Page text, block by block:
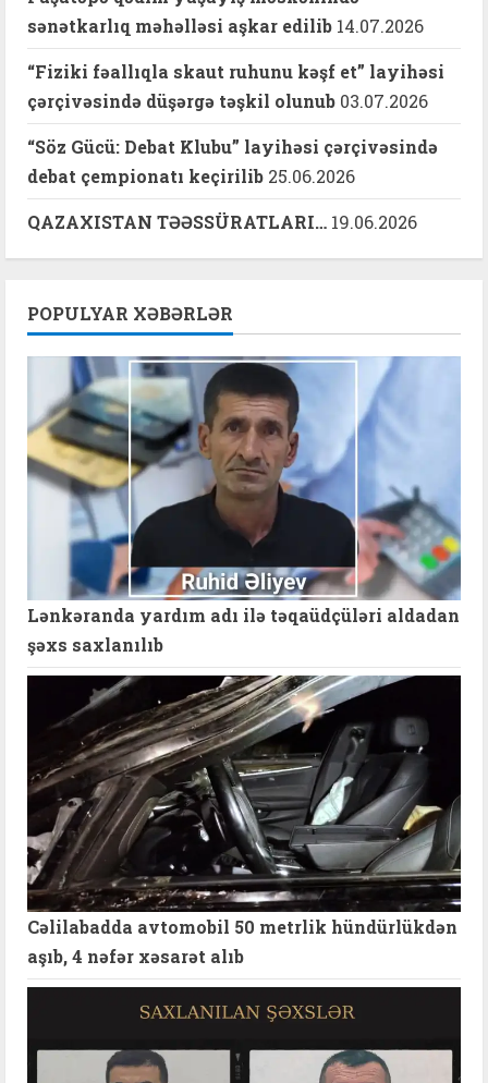
sənətkarlıq məhəlləsi aşkar edilib 14.07.2026
“Fiziki fəallıqla skaut ruhunu kəşf et” layihəsi
çərçivəsində düşərgə təşkil olunub 03.07.2026
“Söz Gücü: Debat Klubu” layihəsi çərçivəsində
debat çempionatı keçirilib 25.06.2026
QAZAXISTAN TƏƏSSÜRATLARI… 19.06.2026
POPULYAR XƏBƏRLƏR
Lənkəranda yardım adı ilə təqaüdçüləri aldadan
şəxs saxlanılıb
Cəlilabadda avtomobil 50 metrlik hündürlükdən
aşıb, 4 nəfər xəsarət alıb